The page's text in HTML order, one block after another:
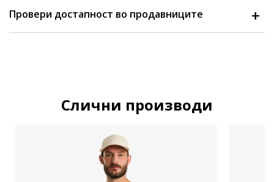
Провери достапност во продавниците
Слични производи